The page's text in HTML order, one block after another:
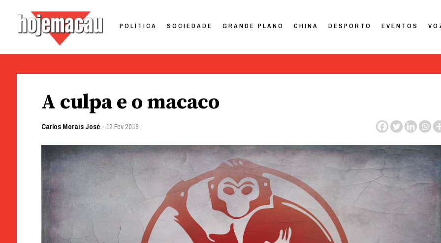
POLÍTICA SOCIEDADE GRANDE PLANO CHINA DESPORTO EVENTOS
A culpa e o macaco
Carlos Morais José- 12 Fev 2016